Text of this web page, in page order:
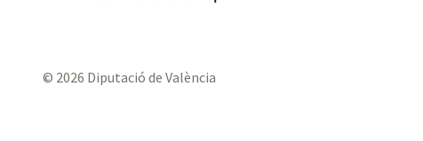
© 2026 Diputació de València